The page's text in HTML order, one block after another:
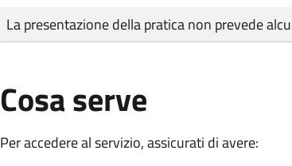
Tipo di pagamento
Importo
La presentazione della pratica non prevede
Cosa serve
Per accedere al servizio, assicurati di avere: